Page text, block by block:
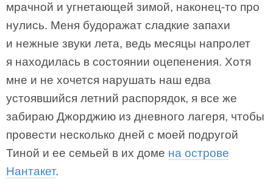
мрачной и угнетающей зимой, наконец-то про
нулись. Меня будоражат сладкие запахи
и нежные звуки лета, ведь месяцы напролет
я находилась в состоянии оцепенения. Хотя
мне и не хочется нарушать наш едва
устоявшийся летний распорядок, я все же
забираю Джорджию из дневного лагеря, чтобы
провести несколько дней с моей подругой
Тиной и ее семьей в их доме на острове
Нантакет.